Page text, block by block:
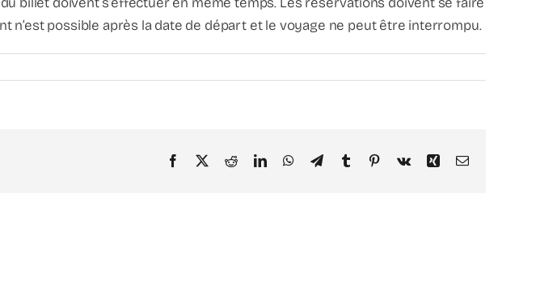
possible après la date de départ et le voyage ne peut être interrompu.
Facebook RedditLinkedInWhatsApp
TelegramTumblr PinterestVk Xing Email